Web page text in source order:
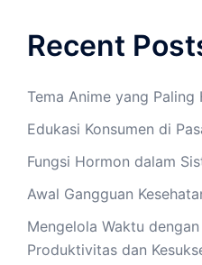
Recent
Tema Anime yang
Edukasi Konsumen di
Fungsi Hormon dalam
Awal Gangguan
Mengelola Waktu
Produktivitas dan